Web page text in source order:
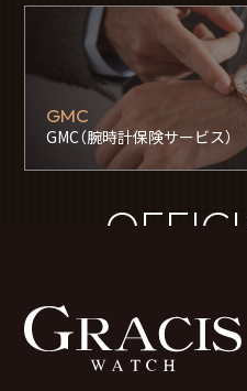
GMC
GMC（腕時計保険サービス）